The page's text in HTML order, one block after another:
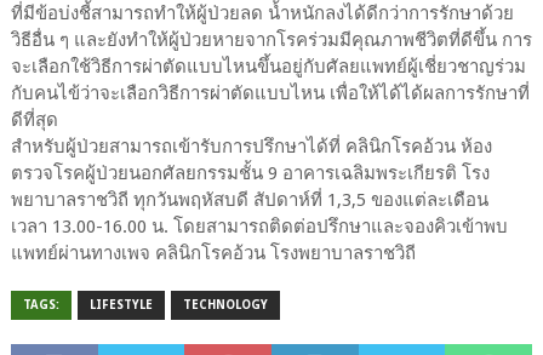
ที่มีข้อบ่งชี้สามารถทำให้ผู้ป่วยลด น้ำหนักลงได้ดีกว่าการรักษาด้วย
วิธีอื่น ๆ และยังทำให้ผู้ป่วยหายจากโรคร่วมมีคุณภาพชีวิตที่ดีขึ้น การ
จะเลือกใช้วิธีการผ่าตัดแบบไหนขึ้นอยู่กับศัลยแพทย์ผู้เชี่ยวชาญร่วม
กับคนไข้ว่าจะเลือกวิธีการผ่าตัดแบบไหน เพื่อให้ได้ได้ผลการรักษาที่
ดีที่สุด
สำหรับผู้ป่วยสามารถเข้ารับการปรึกษาได้ที่ คลินิกโรคอ้วน ห้อง
ตรวจโรคผู้ป่วยนอกศัลยกรรมชั้น 9 อาคารเฉลิมพระเกียรติ โรง
พยาบาลราชวิถี ทุกวันพฤหัสบดี สัปดาห์ที่ 1,3,5 ของแต่ละเดือน
เวลา 13.00-16.00 น. โดยสามารถติดต่อปรึกษาและจองคิวเข้าพบ
แพทย์ผ่านทางเพจ คลินิกโรคอ้วน โรงพยาบาลราชวิถี
TAGS: LIFESTYLE TECHNOLOGY